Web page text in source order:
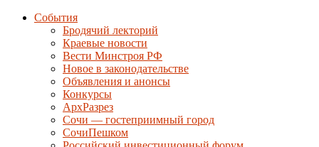
События
Бродячий лекторий
Краевые новости
Вести Минстроя РФ
Новое в законодательстве
Объявления и анонсы
Конкурсы
АрхРазрез
Сочи — гостеприимный город
СочиПешком